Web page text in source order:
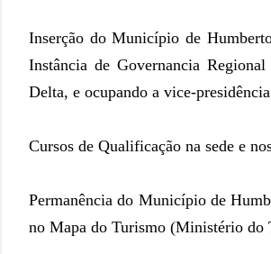
Inserção do Município de
Instância de Governancia
Delta, e ocupando a vice-
Cursos de Qualificação na sede e
Permanência do Município de
no Mapa do Turismo (Ministério do